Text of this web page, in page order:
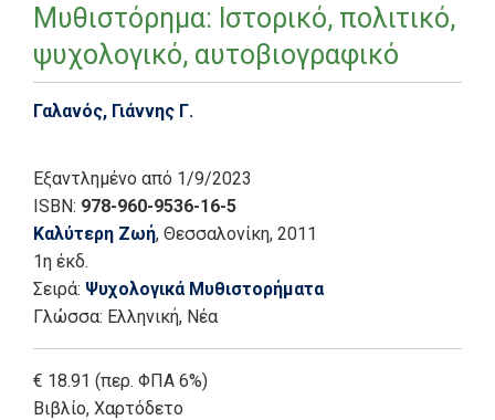
Μυθιστόρημα: Ιστορικό, πολιτικό,
ψυχολογικό, αυτοβιογραφικό
Γαλανός, Γιάννης Γ.
Εξαντλημένο από 1/9/2023
ISBN: 978-960-9536-16-5
Καλύτερη Ζωή, Θεσσαλονίκη, 2011
1η έκδ.
Σειρά: Ψυχολογικά Μυθιστορήματα
Γλώσσα: Ελληνική, Νέα
€ 18.91 (περ. ΦΠΑ 6%)
Βιβλίο, Χαρτόδετο